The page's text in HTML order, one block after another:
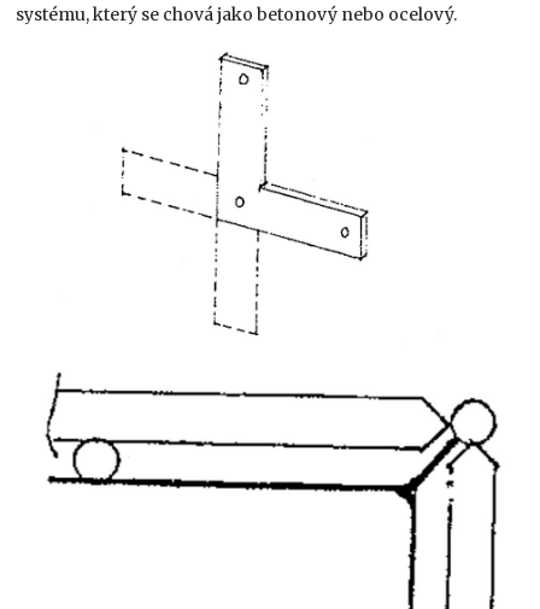
systému, který se chová jako betonový nebo ocelový.